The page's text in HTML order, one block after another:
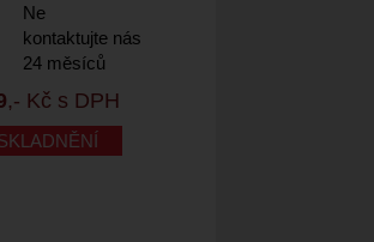
Ne
kontaktujte nás
24 měsíců
,- Kč s DPH